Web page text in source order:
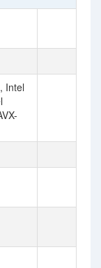
Intel